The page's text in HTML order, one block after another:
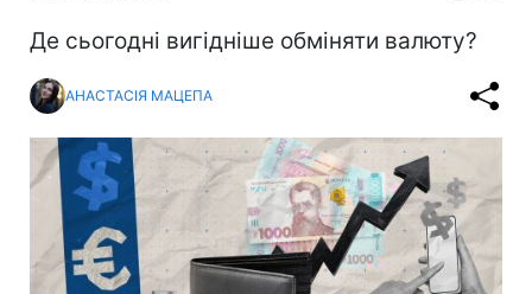
Де сьогодні вигідніше обміняти валюту?
АНАСТАСІЯ МАЦЕПА